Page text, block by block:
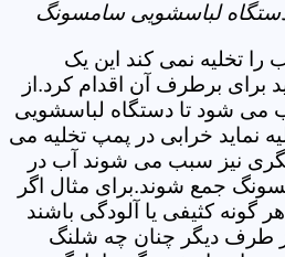
لباسشویی سامسونگ
را تخلیه نمی کند این یک
برطرف آن اقدام کرد.از
می شود تا دستگاه لباسشویی
نماید خرابی در پمپ تخلیه می
نیز سبب می شوند آب در
جمع شوند.برای مثال اگر
گونه کثیفی یا آلودگی باشند
طرف دیگر چنان چه شلنگ